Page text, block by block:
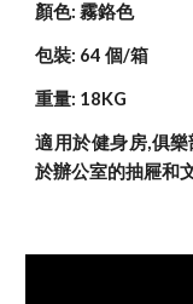
顏色: 霧鉻色
包裝: 64 個/箱
重量: 18KG
適用於健身房,俱
於辦公室的抽屜和